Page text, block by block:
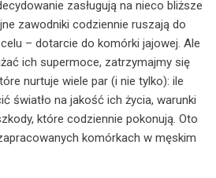
zasługują na nieco bliższe
zawodniki codziennie ruszają do
– dotarcie do komórki jajowej. Ale
ich supermoce, zatrzymajmy się
nurtuje wiele par (i nie tylko): ile
światło na jakość ich życia, warunki
które codziennie pokonują. Oto
komórkach w męskim